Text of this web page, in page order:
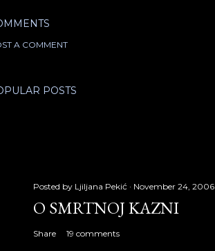
A COMMENT
POSTS
Posted by Ljiljana Pekić November 24, 2006
O SMRTNOJ KAZNI
Share 19 comments